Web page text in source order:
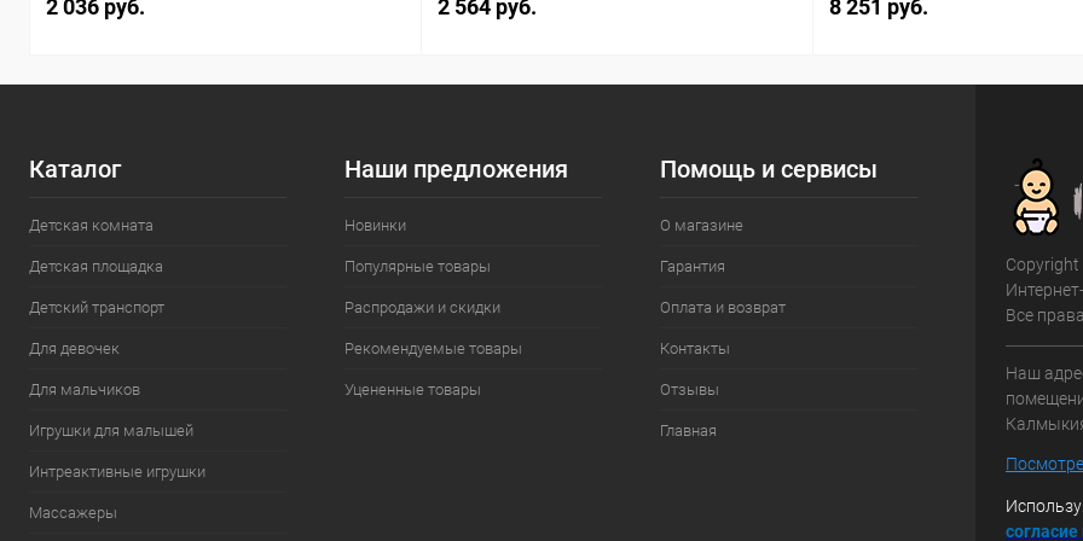
2 036 руб. 2 564 руб. 8 251 руб.
Каталог
Детская комната
Детская площадка
Детский транспорт
Для девочек
Для мальчиков
Игрушки для малышей
Интреактивные игрушки
Массажеры
Наши предложения
Новинки
Популярные товары
Распродажи и скидки
Рекомендуемые товары
Уцененные товары
Помощь и сервисы
О магазине
Гарантия
Оплата и возврат
Контакты
Отзывы
Главная
Все
Наш
согласие